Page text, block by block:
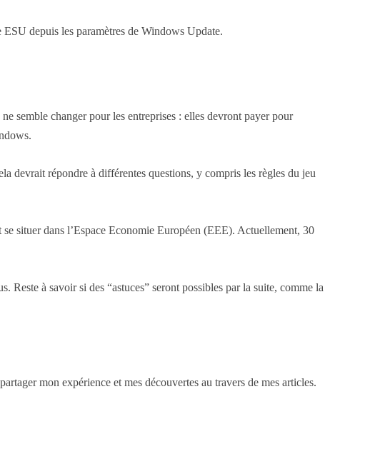
depuis les paramètres de Windows Update.
semble changer pour les entreprises : elles devront payer pour
devrait répondre à différentes questions, y compris les règles du jeu
situer dans l’Espace Economie Européen (EEE). Actuellement, 30
à savoir si des “astuces” seront possibles par la suite, comme la
mon expérience et mes découvertes au travers de mes articles.